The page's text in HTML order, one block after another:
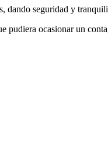
seguridad y
pudiera ocasionar un